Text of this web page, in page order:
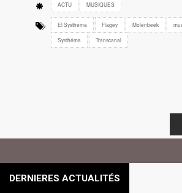
ACTU MUSIQUES
El Systhéma Flagey Molenbeek
Systhéma Transcanal
DERNIERES ACTUALITÉS